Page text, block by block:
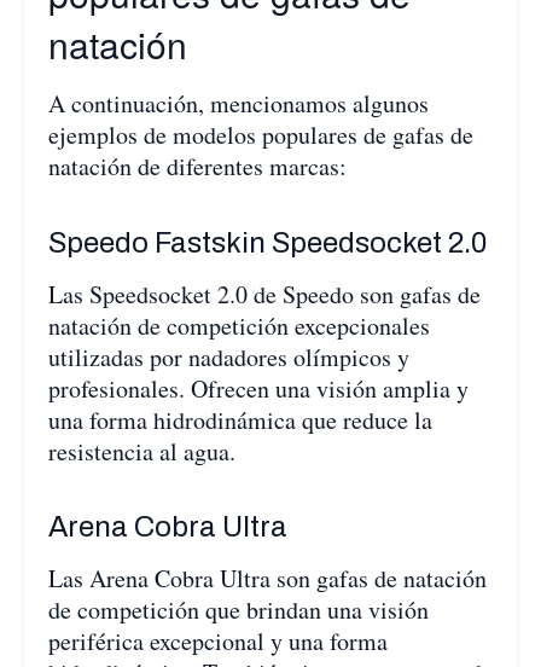
natación
A continuación, mencionamos algunos
ejemplos de modelos populares de gafas de
natación de diferentes marcas:
Speedo Fastskin Speedsocket 2.0
Las Speedsocket 2.0 de Speedo son gafas de
natación de competición excepcionales
utilizadas por nadadores olímpicos y
profesionales. Ofrecen una visión amplia y
una forma hidrodinámica que reduce la
resistencia al agua.
Arena Cobra Ultra
Las Arena Cobra Ultra son gafas de natación
de competición que brindan una visión
periférica excepcional y una forma